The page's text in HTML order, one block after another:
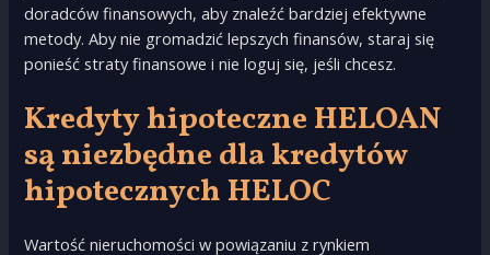
doradców finansowych, aby znaleźć bardziej efektywne
metody. Aby nie gromadzić lepszych finansów, staraj się
ponieść straty finansowe i nie loguj się, jeśli chcesz.
Kredyty hipoteczne HELOAN
są niezbędne dla kredytów
hipotecznych HELOC
Wartość nieruchomości w powiązaniu z rynkiem